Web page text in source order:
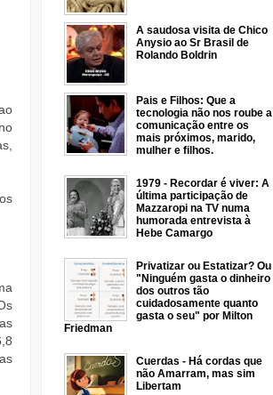
A saudosa visita de Chico
Anysio ao Sr Brasil de
Rolando Boldrin
Pais e Filhos: Que a
tecnologia não nos roube a
comunicação entre os
mais próximos, marido,
mulher e filhos.
1979 - Recordar é viver: A
última participação de
Mazzaropi na TV numa
humorada entrevista à
Hebe Camargo
Privatizar ou Estatizar? Ou
"Ninguém gasta o dinheiro
dos outros tão
cuidadosamente quanto
gasta o seu" por Milton
Friedman
Cuerdas - Há cordas que
não Amarram, mas sim
Libertam